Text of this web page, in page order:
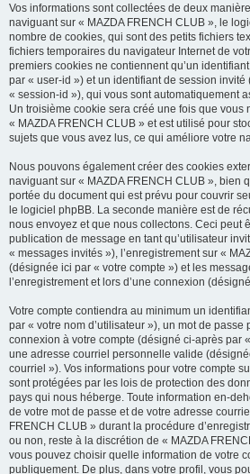
Vos informations sont collectées de deux
naviguant sur « MAZDA FRENCH CLUB », le
nombre de cookies, qui sont des petits fichiers
fichiers temporaires du navigateur Internet de
premiers cookies ne contiennent qu’un
par « user-id ») et un identifiant de session
« session-id »), qui vous sont automatiquement
Un troisième cookie sera créé une fois que vous
« MAZDA FRENCH CLUB » et est utilisé pour
sujets que vous avez lus, ce qui améliore votre
Nous pouvons également créer des cookies
naviguant sur « MAZDA FRENCH CLUB », bien
portée du document qui est prévu pour couvrir
le logiciel phpBB. La seconde manière est de
nous envoyez et que nous collectons. Ceci peut
publication de message en tant qu’utilisateur
« messages invités »), l’enregistrement sur «
(désignée ici par « votre compte ») et les
l’enregistrement et lors d’une connexion
Votre compte contiendra au minimum un
par « votre nom d’utilisateur »), un mot de
connexion à votre compte (désigné ci-après par
une adresse courriel personnelle valide
courriel »). Vos informations pour votre compte
sont protégées par les lois de protection des
pays qui nous héberge. Toute information en-
de votre mot de passe et de votre adresse
FRENCH CLUB » durant la procédure
ou non, reste à la discrétion de « MAZDA
vous pouvez choisir quelle information de votre
publiquement. De plus, dans votre profil, vous